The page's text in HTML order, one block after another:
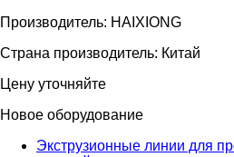
Производитель: HAIXIONG
Страна производитель: Китай
Цену уточняйте
Новое оборудование
Экструзионные линии для